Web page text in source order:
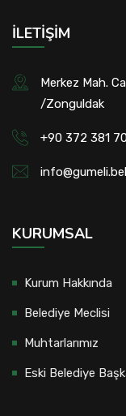
İLETIŞIM
Merkez Mah.
/Zonguldak
+90 372 381
KURUMSAL
Kurum Hakkında
Belediye Meclisi
Muhtarlarımız
Eski Belediye